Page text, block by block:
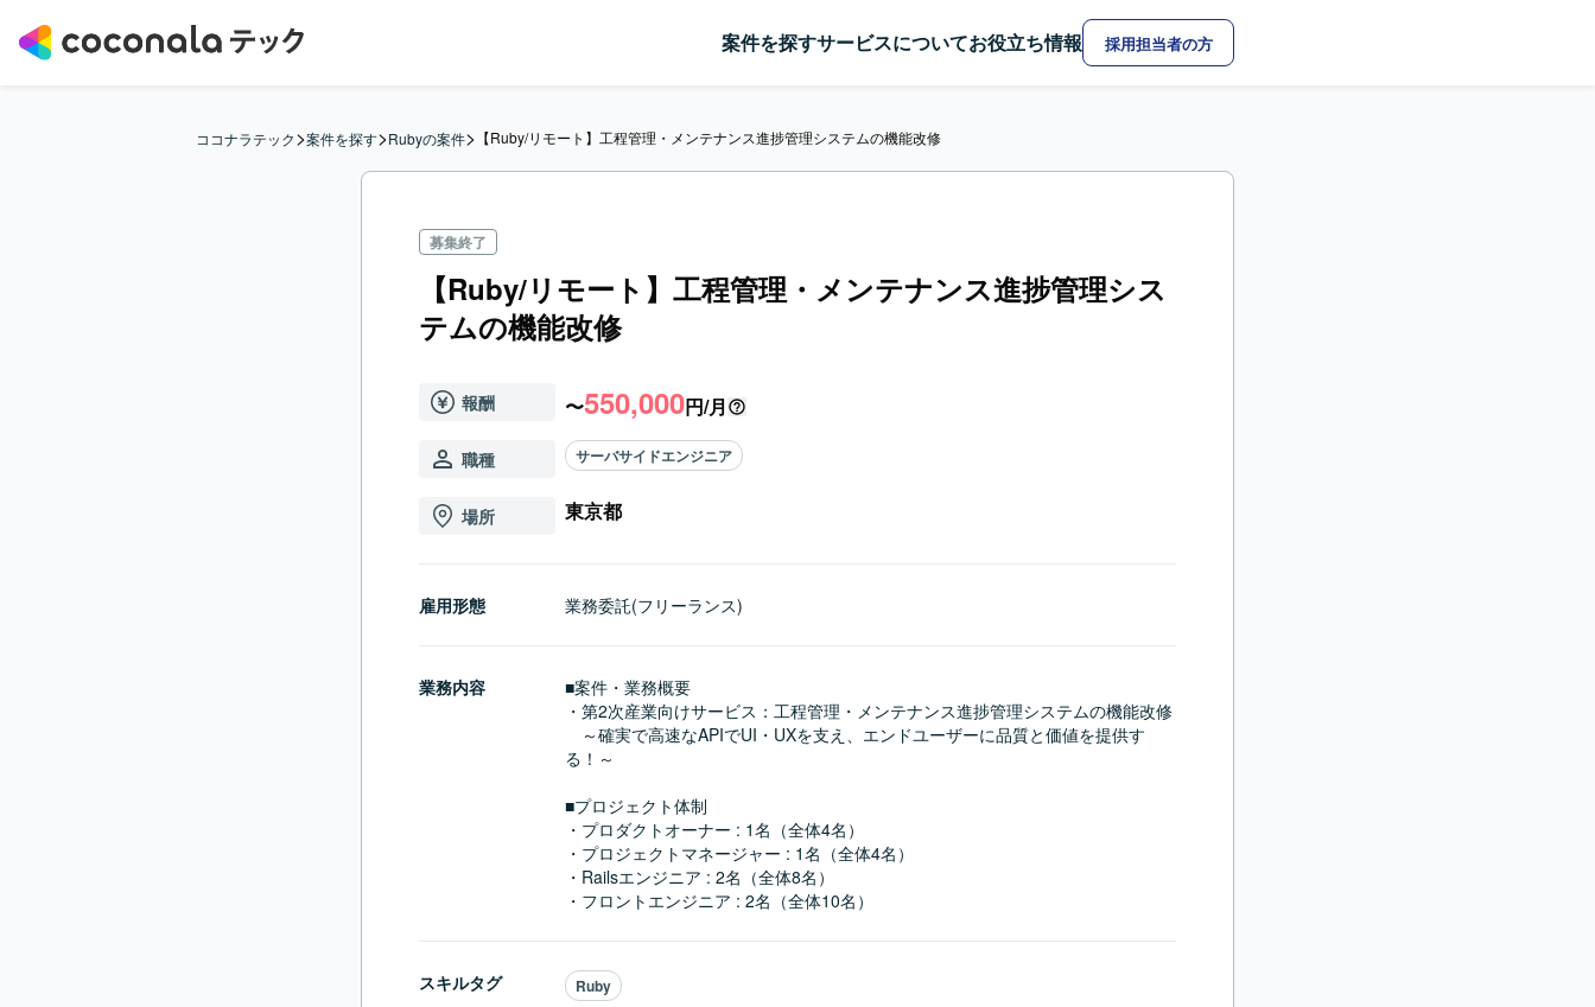
案件を探すサービスについてお役立ち情報 採用担当者の方
ココナラテック>案件を探す>Rubyの案件> 【Ruby/リモート】工程管理・メンテナンス進捗管理システムの機能改修
募集終了
【Ruby/リモート】工程管理・メンテナンス進捗管理シス
テムの機能改修
報酬 〜550,000円/月
職種 サーバサイドエンジニア
場所 東京都
雇用形態 業務委託(フリーランス)
業務内容
■案件・業務概要
・第2次産業向けサービス：工程管理・メンテナンス進捗管理システムの機能改修
～確実で高速なAPIでUI・UXを支え、エンドユーザーに品質と価値を提供す
る！～
■プロジェクト体制
・プロダクトオーナー : 1名（全体4名）
・プロジェクトマネージャー : 1名（全体4名）
・Railsエンジニア : 2名（全体8名）
・フロントエンジニア : 2名（全体10名）
スキルタグ Ruby